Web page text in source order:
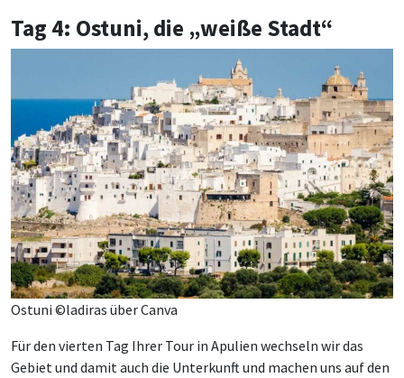
Tag 4: Ostuni, die „weiße Stadt“
Ostuni ©ladiras über Canva
Für den vierten Tag Ihrer Tour in Apulien wechseln wir das
Gebiet und damit auch die Unterkunft und machen uns auf den